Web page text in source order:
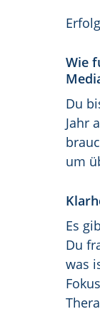
Wie
Du
Jahr
um
Es
Du
was